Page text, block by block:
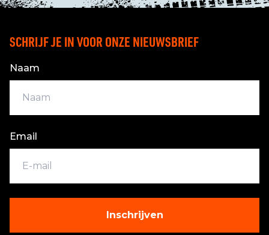
SCHRIJF JE IN VOOR ONZE NIEUWSBRIEF
Naam
Email
Inschrijven